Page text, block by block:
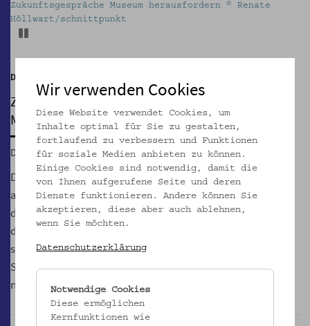
Zukunftsgespräche Museum herausfordern © Renate
Höllwart/schnittpunkt
Diskurs
ZUKUNFTSGESPRÄCHE
Museum herausfordern
Do, 14.03.2024 – Do, 06.06.2024
Das Volkskundemuseum Wien ist auf dem Weg in eine
andere Zukunft. Aber welche Zukunft kann das sein – mit all
dem, was so ein Museum an Geschichte mit sich bringt? In
drei diskursiven und performativen Veranstaltungen lädt
schnittpunkt mit Suy Lan Hopmann dazu ein, gewachsene
Strukturen zu hinterfragen, Ressourcen zu verschieben und
neue Infrastrukturen zu erdenken.
Wir verwenden Cookies
Diese Website verwendet Cookies, um
Inhalte optimal für Sie zu gestalten,
fortlaufend zu verbessern und Funktionen
für soziale Medien anbieten zu können.
Einige Cookies sind notwendig, damit die
von Ihnen aufgerufene Seite und deren
Dienste funktionieren. Andere können Sie
akzeptieren, diese aber auch ablehnen,
wenn Sie möchten.
Datenschutzerklärung
Notwendige Cookies
Diese ermöglichen
Kernfunktionen wie